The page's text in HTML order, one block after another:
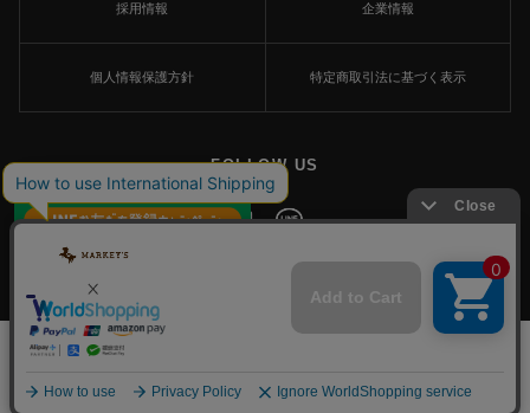
×
採用情報 企業情報
個人情報保護方針 特定商取引法に基づく表示
FOLLOW US